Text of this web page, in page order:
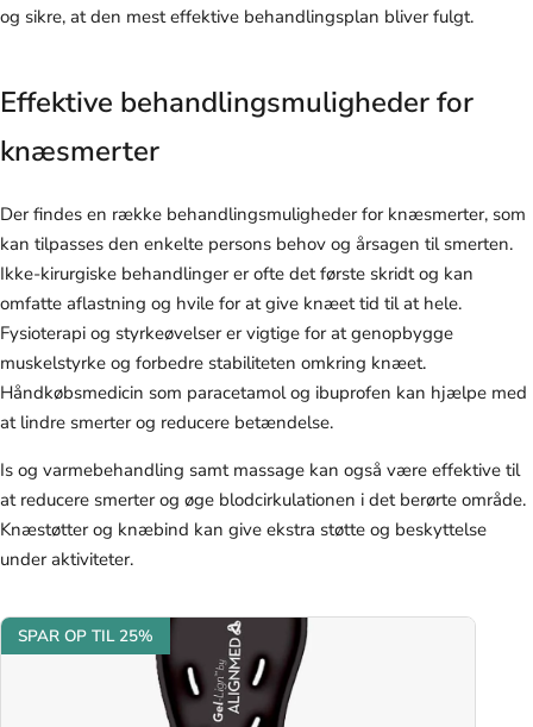
og sikre, at den mest effektive behandlingsplan bliver fulgt.
Effektive behandlingsmuligheder for
knæsmerter
Der findes en række behandlingsmuligheder for knæsmerter, som
kan tilpasses den enkelte persons behov og årsagen til smerten.
Ikke-kirurgiske behandlinger er ofte det første skridt og kan
omfatte aflastning og hvile for at give knæet tid til at hele.
Fysioterapi og styrkeøvelser er vigtige for at genopbygge
muskelstyrke og forbedre stabiliteten omkring knæet.
Håndkøbsmedicin som paracetamol og ibuprofen kan hjælpe med
at lindre smerter og reducere betændelse.
Is og varmebehandling samt massage kan også være effektive til
at reducere smerter og øge blodcirkulationen i det berørte område.
Knæstøtter og knæbind kan give ekstra støtte og beskyttelse
under aktiviteter.
SPAR OP TIL 25%